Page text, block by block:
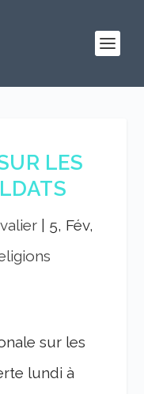
LES
5, Fév,
sur les
lundi à